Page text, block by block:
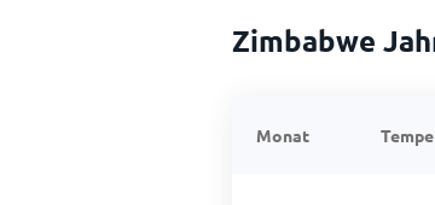
Zimbabwe
Monat